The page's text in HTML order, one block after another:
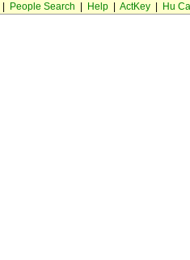
People Search Help| ActKey| Hu